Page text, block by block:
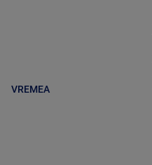
VREMEA